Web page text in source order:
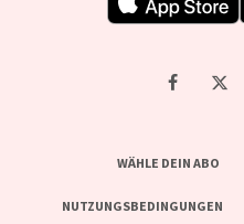
WÄHLE DEIN ABO
NUTZUNGSBEDINGUNGEN